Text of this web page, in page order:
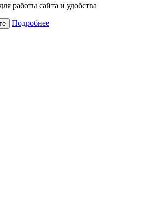
для работы сайта и удобства
Подробнее